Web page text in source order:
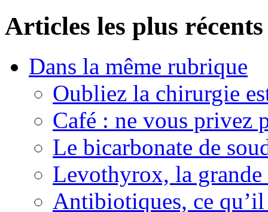
Articles les plus récents
Dans la même rubrique
Oubliez la chirurgie
Café : ne vous privez
Le bicarbonate de
Levothyrox, la
Antibiotiques, ce